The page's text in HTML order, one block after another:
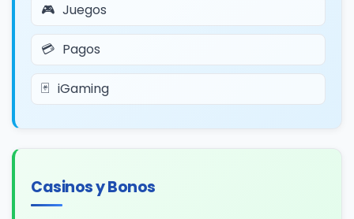
Juegos
Pagos
iGaming
Casinos y Bonos